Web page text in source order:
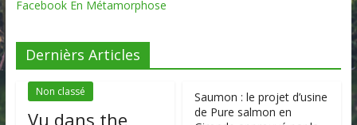
Facebook En Métamorphose
Dernièrs Articles
Non classé
Vu dans the
Saumon : le projet d’usine
de Pure salmon en